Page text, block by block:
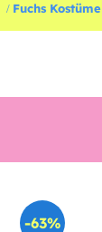
Fuchs Kostüme
-63%